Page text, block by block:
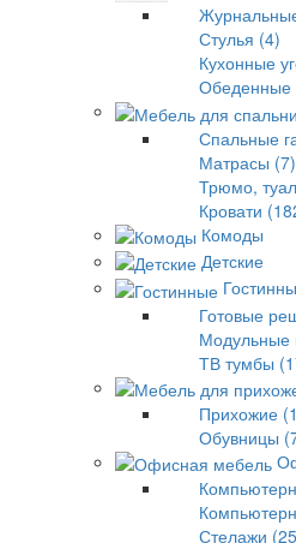
Стулья (4)
Кухонные
Обеденные
Спальные
Матрасы (7)
Трюмо,
Кровати
Комоды
Детские
Готовые
Модульные
ТВ тумбы
Прихожие
Обувницы
Стелажи